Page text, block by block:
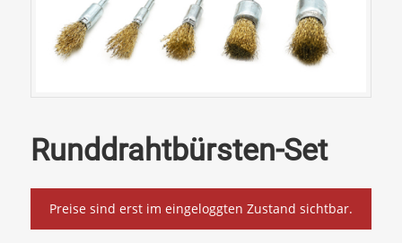
Runddrahtbürsten-Set
Preise sind erst im eingeloggten Zustand sichtbar.